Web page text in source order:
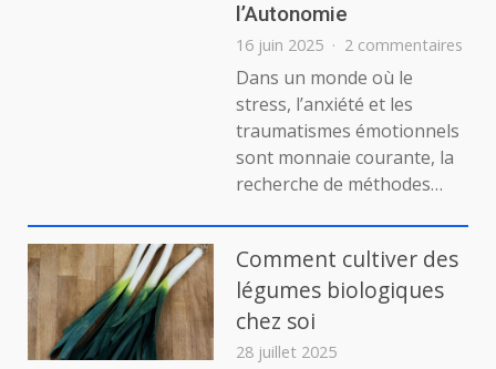
l’Autonomie
16 juin 2025 2 commentaires
–
Dans un monde où le
stress, l’anxiété et les
traumatismes émotionnels
sont monnaie courante, la
recherche de méthodes…
Comment cultiver des
légumes biologiques
chez soi
28 juillet 2025